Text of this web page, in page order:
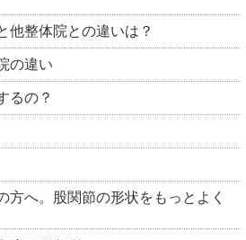
他整体院との違いは？
の違い
るの？
方へ。股関節の形状をもっとよく